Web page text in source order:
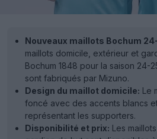
Nouveaux maillots Bochum
maillots domicile, extérieur et
Bochum 1848 pour la saison 24-
sont fabriqués par Mizuno.
Design du maillot domicile: Le
foncé avec des accents blancs
représentant les supporters.
Disponibilité et prix: Les